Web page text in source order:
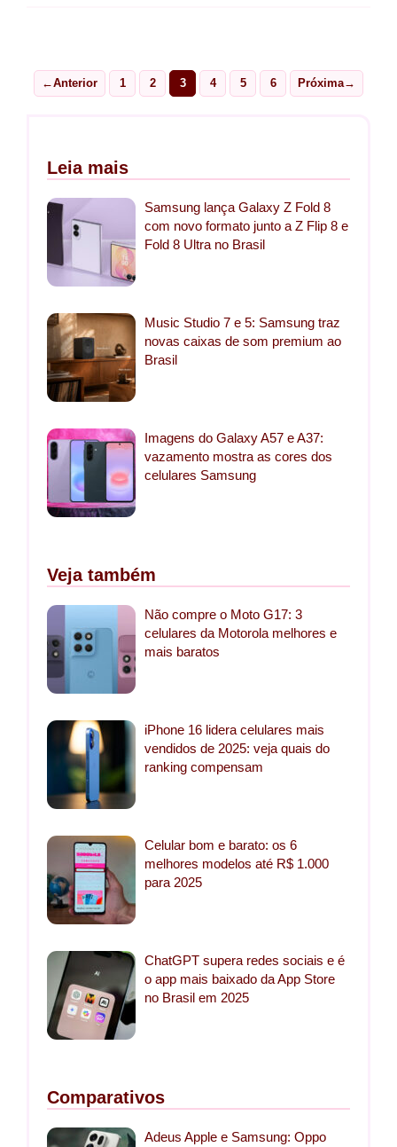
←Anterior
Page
1
Page
2
Page
3
Page
4
Page
5
Page
6 Próxima→
Leia mais
Samsung lança Galaxy Z Fold 8
com novo formato junto a Z Flip 8 e
Fold 8 Ultra no Brasil
Music Studio 7 e 5: Samsung traz
novas caixas de som premium ao
Brasil
Imagens do Galaxy A57 e A37:
vazamento mostra as cores dos
celulares Samsung
Veja também
Não compre o Moto G17: 3
celulares da Motorola melhores e
mais baratos
iPhone 16 lidera celulares mais
vendidos de 2025: veja quais do
ranking compensam
Celular bom e barato: os 6
melhores modelos até R$ 1.000
para 2025
ChatGPT supera redes sociais e é
o app mais baixado da App Store
no Brasil em 2025
Comparativos
Adeus Apple e Samsung: Oppo